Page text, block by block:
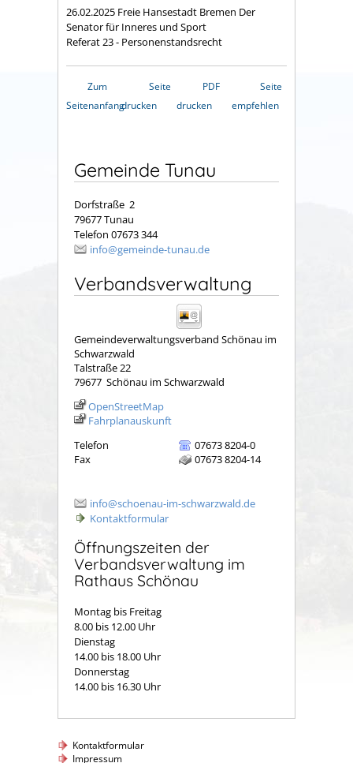
26.02.2025 Freie Hansestadt Bremen Der
Senator für Inneres und Sport
Referat 23 - Personenstandsrecht
Zum
Seitenanfang
Seite
drucken
PDF
drucken
Seite
empfehlen
Gemeinde Tunau
Dorfstraße 2
79677 Tunau
Telefon 07673 344
info@gemeinde-tunau.de
Verbandsverwaltung
Gemeindeverwaltungsverband Schönau im
Schwarzwald
Talstraße 22
79677 Schönau im Schwarzwald
OpenStreetMap
Fahrplanauskunft
Telefon
07673 8204-0
Fax
07673 8204-14
info@schoenau-im-schwarzwald.de
Kontaktformular
Öffnungszeiten der
Verbandsverwaltung im
Rathaus Schönau
Montag bis Freitag
8.00 bis 12.00 Uhr
Dienstag
14.00 bis 18.00 Uhr
Donnerstag
14.00 bis 16.30 Uhr
Kontaktformular
Impressum